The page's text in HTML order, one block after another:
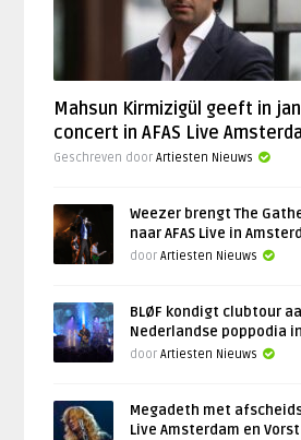
Mahsun Kirmizigül geeft in
concert in AFAS Live
Geschreven doorArtiesten Nieuws
Weezer brengt The
naar AFAS Live in
doorArtiesten Nieuws
BLØF kondigt clubtour
Nederlandse poppodia
doorArtiesten Nieuws
Megadeth met
Live Amsterdam en